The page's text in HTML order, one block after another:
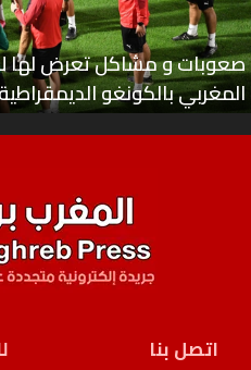
صعوبات و مشاكل تعرض لها
المغربي بالكونغو
اتصل بنا